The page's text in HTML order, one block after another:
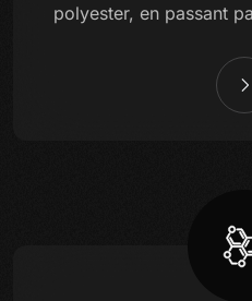
polyester, en passant